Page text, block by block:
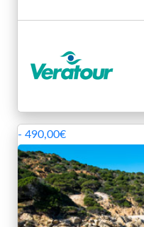
- 490,00€